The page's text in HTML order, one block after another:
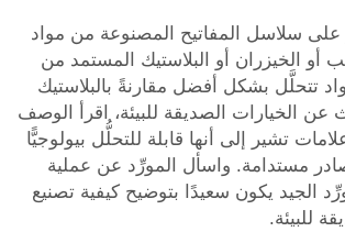
على سلاسل المفاتيح المصنوعة من مواد
أو الخيزران أو البلاستيك المستمد من
تتحلَّل بشكل أفضل مقارنةً بالبلاستيك
عن الخيارات الصديقة للبيئة، اقرأ الوصف
تشير إلى أنها قابلة للتحلُّل بيولوجيًّا
مستدامة. واسأل المورِّد عن عملية
الجيد يكون سعيدًا بتوضيح كيفية تصنيع
للبيئة.